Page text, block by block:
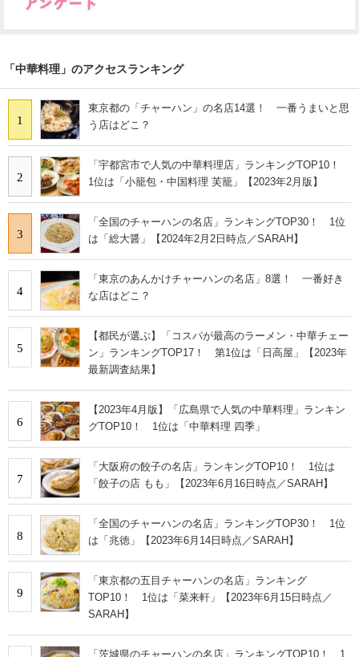
「中華料理」のアクセスランキング
1
東京都の「チャーハン」の名店14選！ 一番うまいと思
う店はどこ？
2
「宇都宮市で人気の中華料理店」ランキングTOP10！
1位は「小籠包・中国料理 芙籠」【2023年2月版】
3
「全国のチャーハンの名店」ランキングTOP30！ 1位
は「総大醤」【2024年2月2日時点／SARAH】
4
「東京のあんかけチャーハンの名店」8選！ 一番好き
な店はどこ？
5
【都民が選ぶ】「コスパが最高のラーメン・中華チェー
ン」ランキングTOP17！ 第1位は「日高屋」【2023年
最新調査結果】
6
【2023年4月版】「広島県で人気の中華料理」ランキン
グTOP10！ 1位は「中華料理 四季」
7
「大阪府の餃子の名店」ランキングTOP10！ 1位は
「餃子の店 もも」【2023年6月16日時点／SARAH】
8
「全国のチャーハンの名店」ランキングTOP30！ 1位
は「兆徳」【2023年6月14日時点／SARAH】
9
「東京都の五目チャーハンの名店」ランキング
TOP10！ 1位は「菜来軒」【2023年6月15日時点／
SARAH】
「茨城県のチャーハンの名店」ランキングTOP10！ 1